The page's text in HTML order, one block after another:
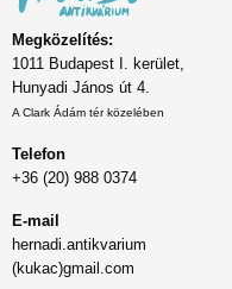
Megközelítés:
1011 Budapest I. kerület,
Hunyadi János út 4.
A Clark Ádám tér közelében
Telefon
+36 (20) 988 0374
E-mail
hernadi.antikvarium
(kukac)gmail.com